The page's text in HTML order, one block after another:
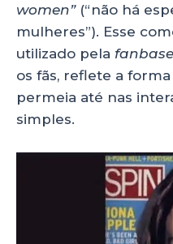
women” (“não há
mulheres”). Esse
utilizado pela fanbase
os fãs, reflete a
permeia até nas
simples.